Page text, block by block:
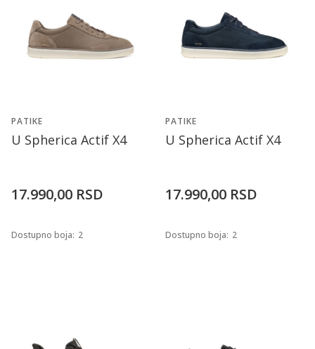
PATIKE
U Spherica Actif X4
17.990,00 RSD
Dostupno boja: 2
PATIKE
U Spherica Actif X4
17.990,00 RSD
Dostupno boja: 2